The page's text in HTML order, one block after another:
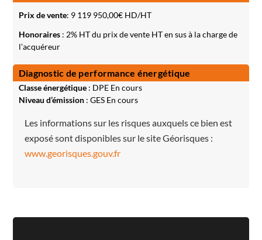
Prix de vente: 9 119 950,00€ HD/HT
Honoraires: 2% HT du prix de vente HT en sus à la charge de
l’acquéreur
Diagnostic de performance énergétique
Classe énergétique: DPE En cours
Niveau d’émission: GES En cours
Les informations sur les risques auxquels ce bien est
exposé sont disponibles sur le site Géorisques :
www.georisques.gouv.fr